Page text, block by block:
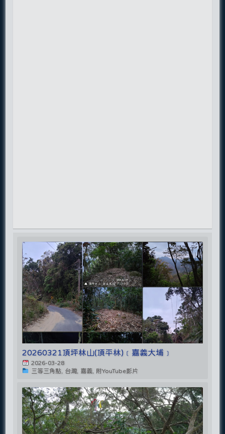
20260321頂坪林山(頂平林)﹝嘉義大埔﹞
2026-03-28
三等三角點, 台灣, 嘉義, 附YouTube影片